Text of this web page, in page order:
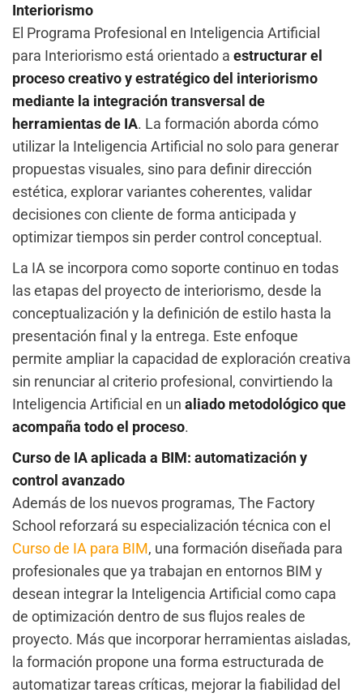
Interiorismo
El Programa Profesional en Inteligencia Artificial
para Interiorismo está orientado a estructurar el
proceso creativo y estratégico del interiorismo
mediante la integración transversal de
herramientas de IA. La formación aborda cómo
utilizar la Inteligencia Artificial no solo para generar
propuestas visuales, sino para definir dirección
estética, explorar variantes coherentes, validar
decisiones con cliente de forma anticipada y
optimizar tiempos sin perder control conceptual.
La IA se incorpora como soporte continuo en todas
las etapas del proyecto de interiorismo, desde la
conceptualización y la definición de estilo hasta la
presentación final y la entrega. Este enfoque
permite ampliar la capacidad de exploración creativa
sin renunciar al criterio profesional, convirtiendo la
Inteligencia Artificial en un aliado metodológico que
acompaña todo el proceso.
Curso de IA aplicada a BIM: automatización y
control avanzado
Además de los nuevos programas, The Factory
School reforzará su especialización técnica con el
Curso de IA para BIM, una formación diseñada para
profesionales que ya trabajan en entornos BIM y
desean integrar la Inteligencia Artificial como capa
de optimización dentro de sus flujos reales de
proyecto. Más que incorporar herramientas aisladas,
la formación propone una forma estructurada de
automatizar tareas críticas, mejorar la fiabilidad del